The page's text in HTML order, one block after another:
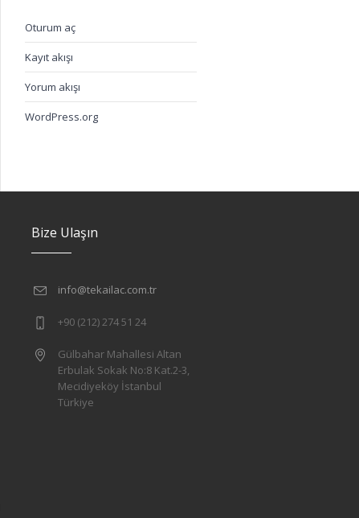
Oturum aç
Kayıt akışı
Yorum akışı
WordPress.org
Bize Ulaşın
info@tekailac.com.tr
+90 (212) 274 51 24
Gülbahar Mahallesi Altan
Erbulak Sokak No:8 Kat.2-3,
Mecidiyeköy İstanbul
Türkiye